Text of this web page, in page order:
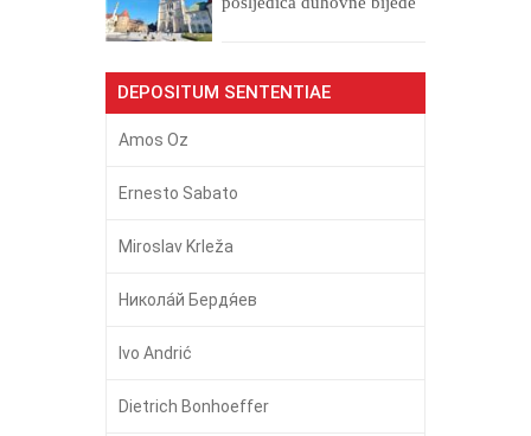
DEPOSITUM SENTENTIAE
Amos Oz
Ernesto Sabato
Miroslav Krleža
Никола́й Бердя́ев
Ivo Andrić
Dietrich Bonhoeffer